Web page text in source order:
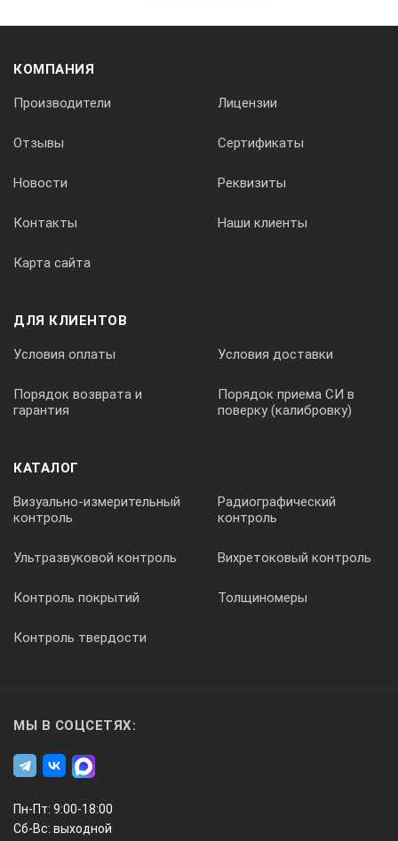
КОМПАНИЯ
Производители Лицензии
Отзывы Сертификаты
Новости Реквизиты
Контакты Наши клиенты
Карта сайта
ДЛЯ КЛИЕНТОВ
Условия оплаты Условия доставки
Порядок возврата и
гарантия
Порядок приема СИ в
поверку (калибровку)
КАТАЛОГ
Визуально-измерительный
контроль
Радиографический
контроль
Ультразвуковой контроль Вихретоковый контроль
Контроль покрытий Толщиномеры
Контроль твердости
МЫ В СОЦСЕТЯХ:
Пн-Пт: 9:00-18:00
Сб-Вс: выходной